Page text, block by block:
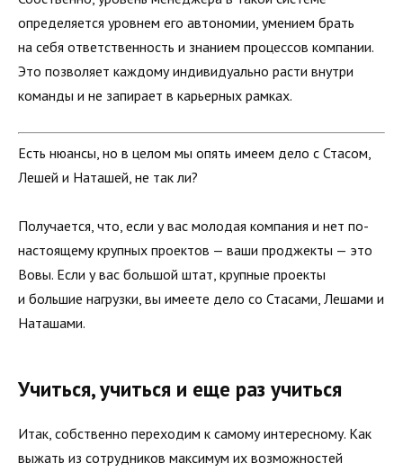
определяется уровнем его автономии, умением брать
на себя ответственность и знанием процессов компании.
Это позволяет каждому индивидуально расти внутри
команды и не запирает в карьерных рамках.
Есть нюансы, но в целом мы опять имеем дело с Стасом,
Лешей и Наташей, не так ли?
Получается, что, если у вас молодая компания и нет по-
настоящему крупных проектов — ваши проджекты — это
Вовы. Если у вас большой штат, крупные проекты
и большие нагрузки, вы имеете дело со Стасами, Лешами и
Наташами.
Учиться, учиться и еще раз учиться
Итак, собственно переходим к самому интересному. Как
выжать из сотрудников максимум их возможностей